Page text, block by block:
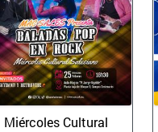
Miércoles Cultural